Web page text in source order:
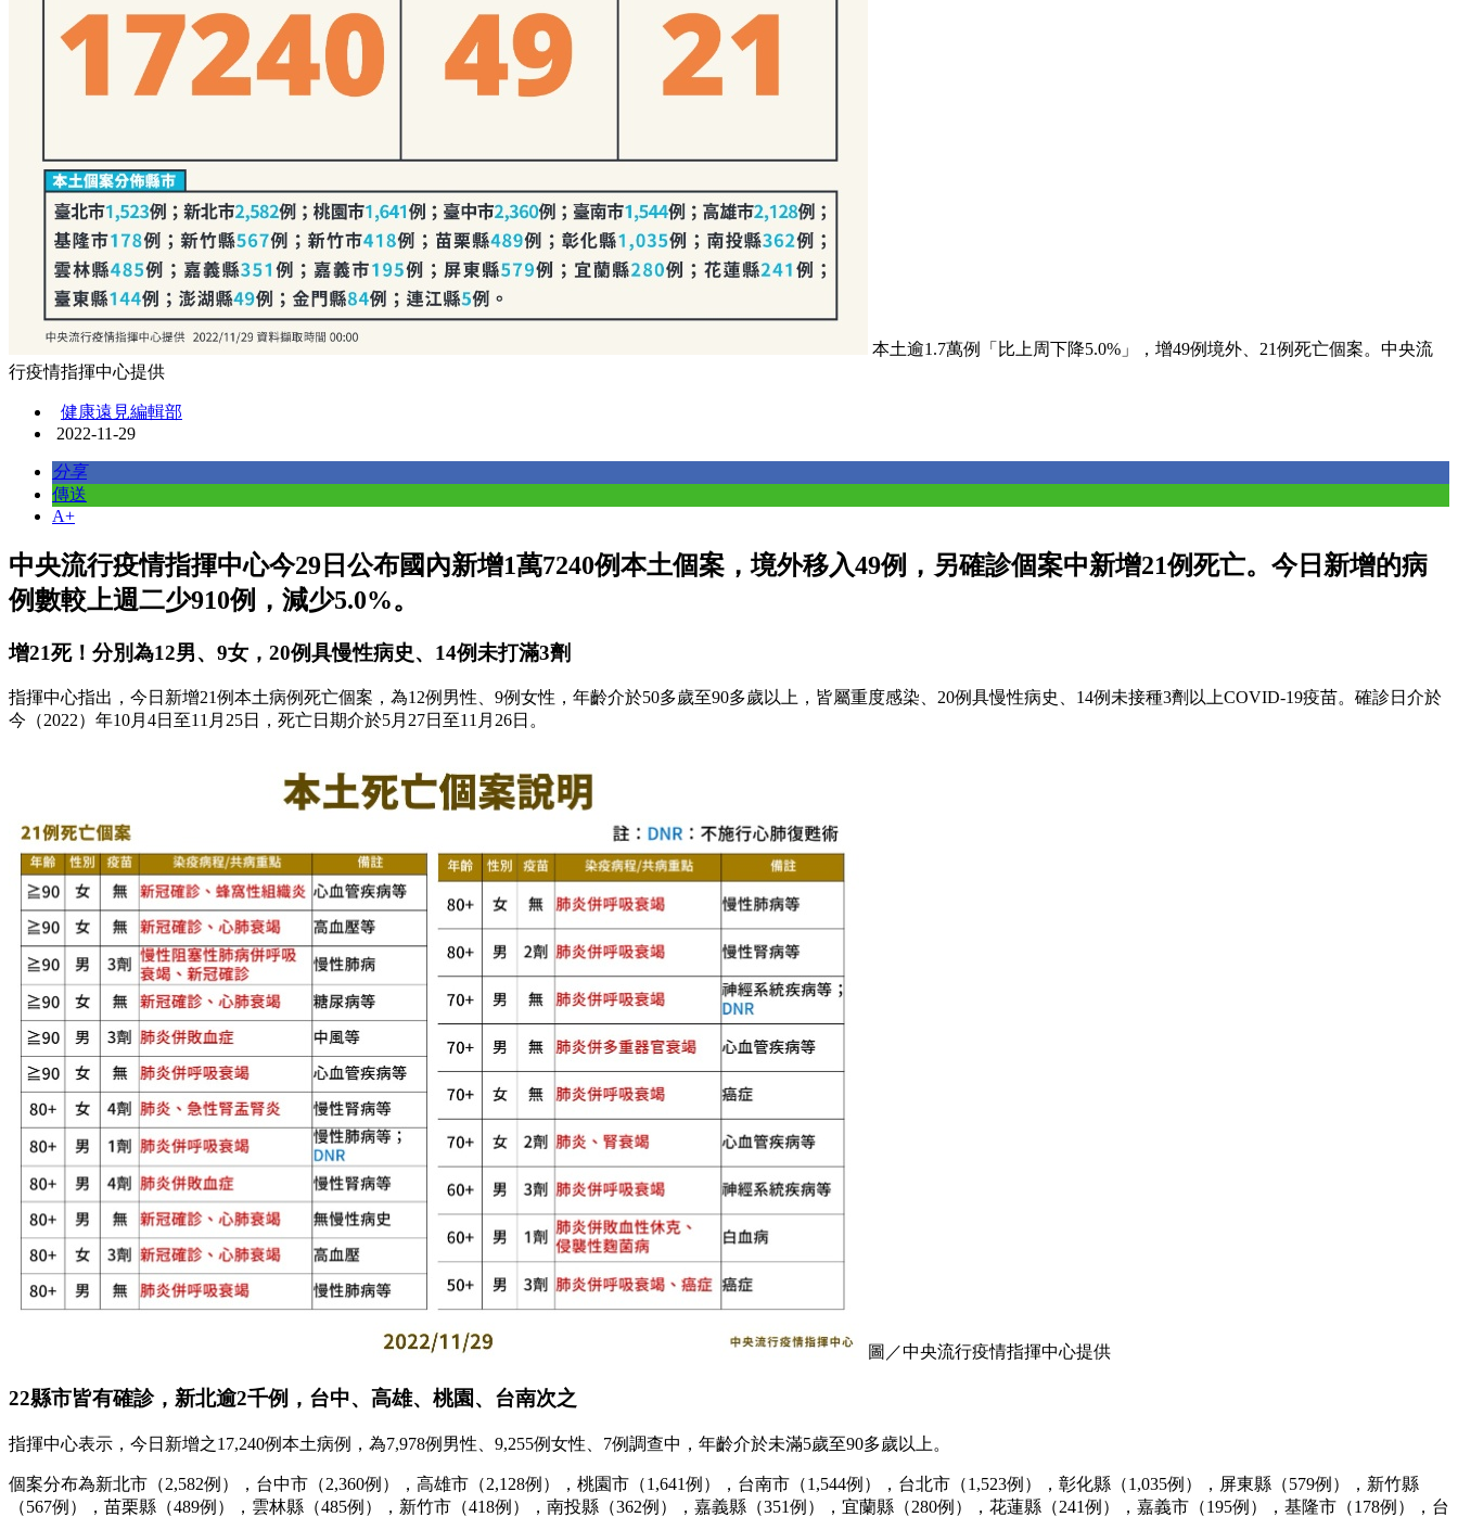
本土逾1.7萬例「比上周下降5.0%」，增49例境外、21例死亡個案。中央流
行疫情指揮中心提供
健康遠見編輯部
2022-11-29
分享
傳送
A+
中央流行疫情指揮中心今29日公布國內新增1萬7240例本土個案，境外移入49例，另確診個案中新增21例死亡。今日新增的病
例數較上週二少910例，減少5.0%。
增21死！分別為12男、9女，20例具慢性病史、14例未打滿3劑
指揮中心指出，今日新增21例本土病例死亡個案，為12例男性、9例女性，年齡介於50多歲至90多歲以上，皆屬重度感染、20例具慢性病史、14例未接種3劑以上COVID-19疫苗。確診日介於
今（2022）年10月4日至11月25日，死亡日期介於5月27日至11月26日。
圖／中央流行疫情指揮中心提供
22縣市皆有確診，新北逾2千例，台中、高雄、桃園、台南次之
指揮中心表示，今日新增之17,240例本土病例，為7,978例男性、9,255例女性、7例調查中，年齡介於未滿5歲至90多歲以上。
個案分布為新北市（2,582例），台中市（2,360例），高雄市（2,128例），桃園市（1,641例），台南市（1,544例），台北市（1,523例），彰化縣（1,035例），屏東縣（579例），新竹縣
（567例），苗栗縣（489例），雲林縣（485例），新竹市（418例），南投縣（362例），嘉義縣（351例），宜蘭縣（280例），花蓮縣（241例），嘉義市（195例），基隆市（178例），台